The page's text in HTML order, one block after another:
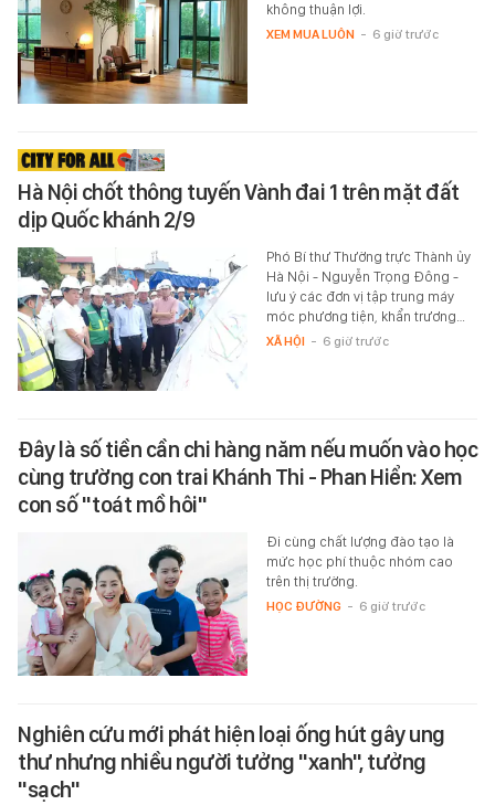
không thuận lợi.
XEM MUA LUÔN - 6 giờ trước
Hà Nội chốt thông tuyến Vành đai 1 trên mặt đất
dịp Quốc khánh 2/9
Phó Bí thư Thường trực Thành ủy
Hà Nội - Nguyễn Trọng Đông -
lưu ý các đơn vị tập trung máy
móc phương tiện, khẩn trương…
XÃ HỘI - 6 giờ trước
Đây là số tiền cần chi hàng năm nếu muốn vào học
cùng trường con trai Khánh Thi - Phan Hiển: Xem
con số "toát mồ hôi"
Đi cùng chất lượng đào tạo là
mức học phí thuộc nhóm cao
trên thị trường.
HỌC ĐƯỜNG - 6 giờ trước
Nghiên cứu mới phát hiện loại ống hút gây ung
thư nhưng nhiều người tưởng "xanh", tưởng
"sạch"